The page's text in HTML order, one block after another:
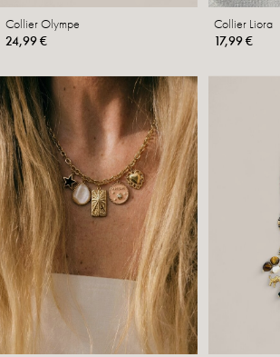
Collier Olympe
24,99 €
Collier Liora
17,99 €